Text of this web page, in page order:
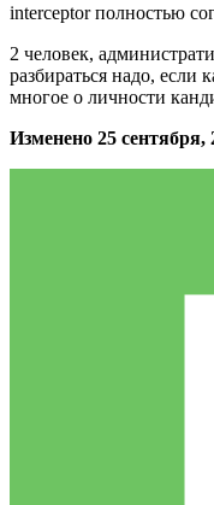
interceptor полностью
2 человек,
разбираться надо, если
многое о личности
Изменено 25 сентября,